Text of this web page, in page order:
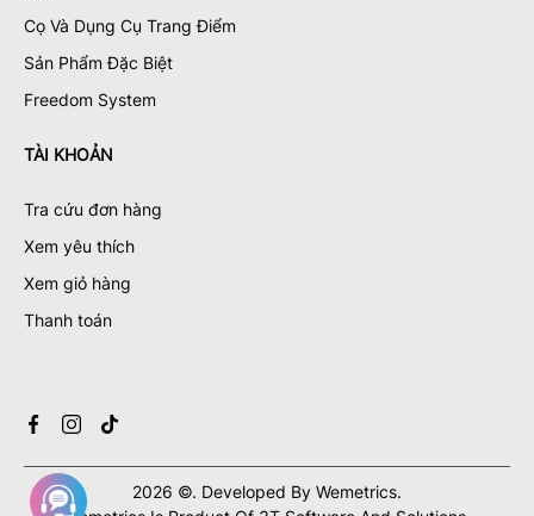
Cọ Và Dụng Cụ Trang Điểm
Sản Phẩm Đặc Biệt
Freedom System
TÀI KHOẢN
Tra cứu đơn hàng
Xem yêu thích
Xem giỏ hàng
Thanh toán
2026 ©. Developed By Wemetrics.